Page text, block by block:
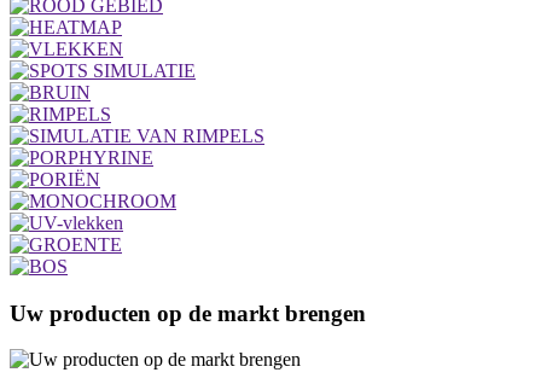
Uw producten op de markt brengen